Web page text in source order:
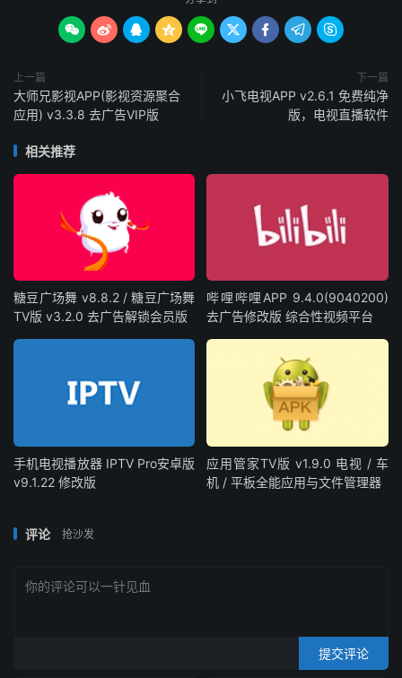
        
上一篇
大师兄影视APP(影视资源聚合
应用) v3.3.8 去广告VIP版
下一篇
小飞电视APP v2.6.1 免费纯净
版，电视直播软件
相关推荐
糖豆广场舞 v8.8.2 / 糖豆广场舞
TV版 v3.2.0 去广告解锁会员版
哔哩哔哩APP 9.4.0(9040200)
去广告修改版 综合性视频平台
手机电视播放器 IPTV Pro安卓版
v9.1.22 修改版
应用管家TV版 v1.9.0 电视 / 车
机 / 平板全能应用与文件管理器
评论 抢沙发
提交评论